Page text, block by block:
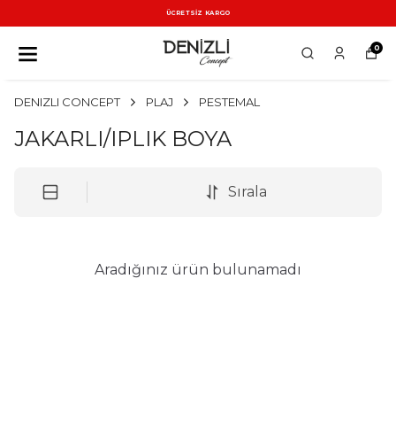
ÜCRETSİZ KARGO
0
DENIZLI CONCEPT PLAJ PESTEMAL
JAKARLI/IPLIK BOYA
Sırala
Aradığınız ürün bulunamadı